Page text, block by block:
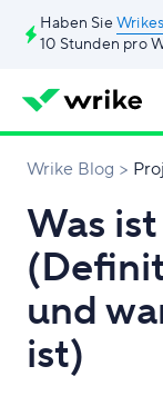
Haben Sie
10 Stunden pro
Wrike Blog
Was
und
ist)